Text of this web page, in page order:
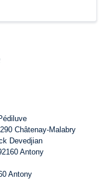
Châtenay-Malabry
Devedjian
Antony
Antony